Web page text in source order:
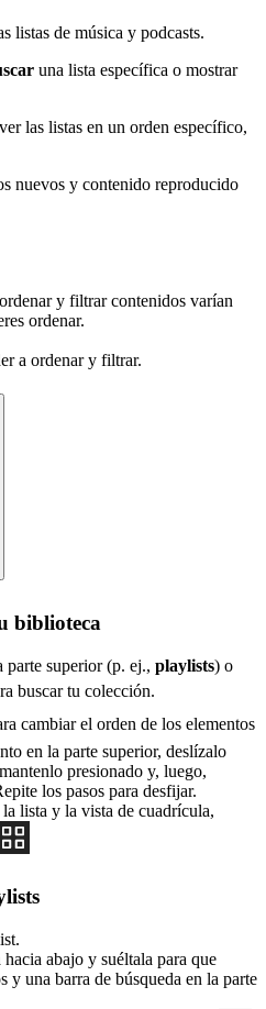
listas de música y podcasts.
una lista específica o mostrar
las listas en un orden específico,
nuevos y contenido reproducido
y filtrar contenidos varían
ordenar.
a ordenar y filtrar.
biblioteca
superior (p. ej., playlists) o
buscar tu colección.
cambiar el orden de los elementos
en la parte superior, deslízalo
presionado y, luego,
los pasos para desfijar.
lista y la vista de cuadrícula,
abajo y suéltala para que
y una barra de búsqueda en la parte